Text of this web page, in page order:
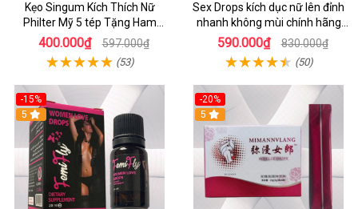
Kẹo Singum Kích Thích Nữ
Philter Mỹ 5 tép Tặng Ham
Muốn Gợi Tình
400.000₫ 597.000₫
(53)
Sex Drops kích dục nữ lên đỉnh
nhanh không mùi chính hãng
Đức mạnh
590.000₫ 830.000₫
(50)
-15%
Hot
5
-20%
5